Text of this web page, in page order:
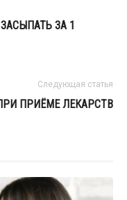
ЗА 1
Следующая статья
ПРИЁМЕ ЛЕКАРСТВ